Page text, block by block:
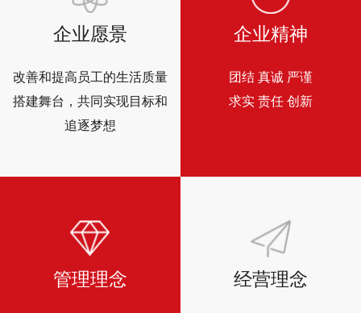
企业精神
团结 真诚 严谨
求实 责任 创新
企业愿景
改善和提高员工的生活质量
搭建舞台，共同实现目标和
追逐梦想
经营理念
管理理念